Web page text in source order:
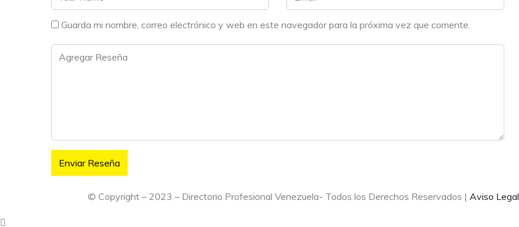
Guarda mi nombre, correo electrónico y web en este navegador para la próxima vez que comente.
© Copyright – 2023 – Directorio Profesional Venezuela- Todos los Derechos Reservados | Aviso Legal